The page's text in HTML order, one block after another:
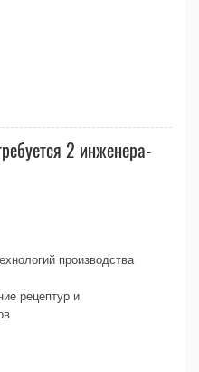
2 инженера-
производства
рецептур и